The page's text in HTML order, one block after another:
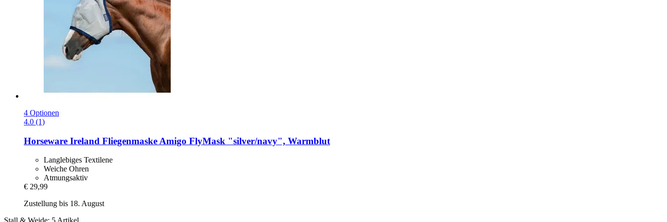
4 Optionen
4.0 (1)
Horseware Ireland Fliegenmaske Amigo FlyMask "silver/navy", Warmblut
Langlebiges Textilene
Weiche Ohren
Atmungsaktiv
€ 29,99
Zustellung bis 18. August